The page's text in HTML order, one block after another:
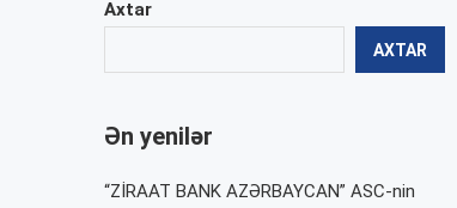
Axtar
AXTAR
Ən yenilər
“ZİRAAT BANK AZƏRBAYCAN” ASC-nin